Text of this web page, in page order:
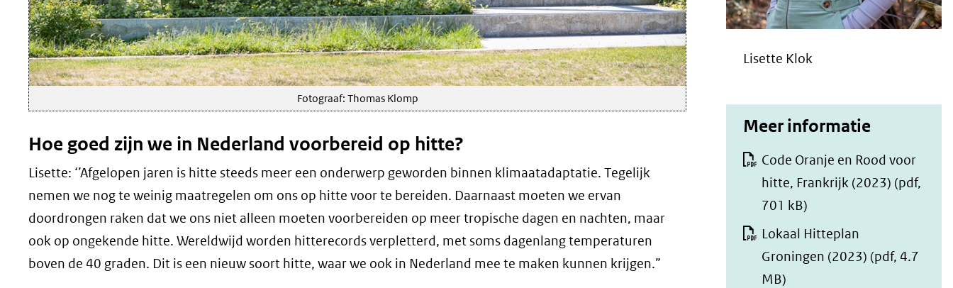
Fotograaf: Thomas Klomp
Hoe goed zijn we in Nederland voorbereid op hitte?
Lisette: ‘’Afgelopen jaren is hitte steeds meer een onderwerp geworden binnen klimaatadaptatie. Tegelijk
nemen we nog te weinig maatregelen om ons op hitte voor te bereiden. Daarnaast moeten we ervan
doordrongen raken dat we ons niet alleen moeten voorbereiden op meer tropische dagen en nachten, maar
ook op ongekende hitte. Wereldwijd worden hitterecords verpletterd, met soms dagenlang temperaturen
boven de 40 graden. Dit is een nieuw soort hitte, waar we ook in Nederland mee te maken kunnen krijgen.”
Lisette Klok
Meer informatie
Code Oranje en Rood voor
hitte, Frankrijk (2023) (pdf,
701 kB)
Lokaal Hitteplan
Groningen (2023) (pdf, 4.7
MB)